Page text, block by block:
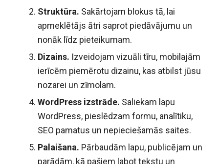
Struktūra. Sakārtojam blokus tā, lai
apmeklētājs ātri saprot piedāvājumu un
nonāk līdz pieteikumam.
Dizains. Izveidojam vizuāli tīru, mobilajām
ierīcēm piemērotu dizainu, kas atbilst jūsu
nozarei un zīmolam.
WordPress izstrāde. Saliekam lapu
WordPress, pieslēdzam formu, analītiku,
SEO pamatus un nepieciešamās saites.
Palaišana. Pārbaudām lapu, publicējam un
parādām, kā pašiem labot tekstu un